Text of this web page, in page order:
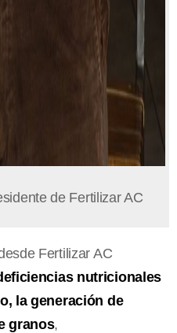
de Fertilizar AC
Fertilizar AC
nutricionales
la generación de
granos,